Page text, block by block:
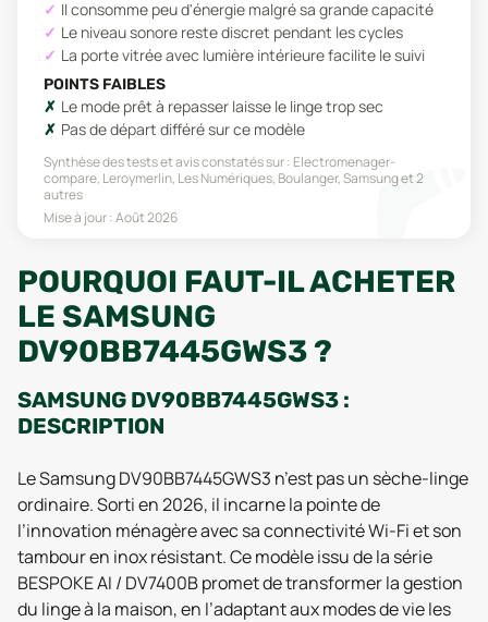
Il consomme peu d'énergie malgré sa grande capacité
Le niveau sonore reste discret pendant les cycles
La porte vitrée avec lumière intérieure facilite le suivi
POINTS FAIBLES
Le mode prêt à repasser laisse le linge trop sec
Pas de départ différé sur ce modèle
Synthèse des tests et avis constatés sur : Electromenager-
compare, Leroymerlin, Les Numériques, Boulanger, Samsunget 2
autres
Mise à jour :Août 2026
POURQUOI FAUT-IL ACHETER
LE SAMSUNG
DV90BB7445GWS3 ?
SAMSUNG DV90BB7445GWS3 :
DESCRIPTION
Le Samsung DV90BB7445GWS3 n’est pas un sèche-linge
ordinaire. Sorti en 2026, il incarne la pointe de
l’innovation ménagère avec sa connectivité Wi-Fi et son
tambour en inox résistant. Ce modèle issu de la série
BESPOKE AI / DV7400B promet de transformer la gestion
du linge à la maison, en l’adaptant aux modes de vie les